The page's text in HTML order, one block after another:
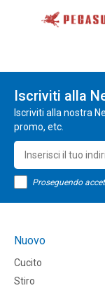
Iscriviti alla
Iscriviti alla nostra
promo, etc.
Proseguendo
Nuovo
Cucito
Stiro